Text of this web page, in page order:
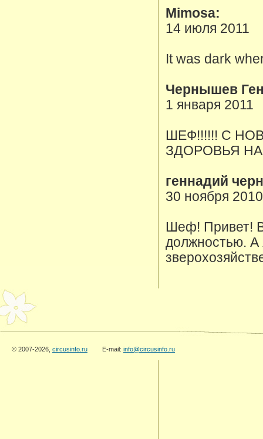
Mimosa:
14 июля 2011
It was dark
Чернышев
1 января 2011
ШЕФ!!!!!! С
ЗДОРОВЬЯ
геннадий
30 ноября 2010
Шеф! Привет!
должностью. А
© 2007-2026, circusinfo.ru E-mail: info@circusinfo.ru